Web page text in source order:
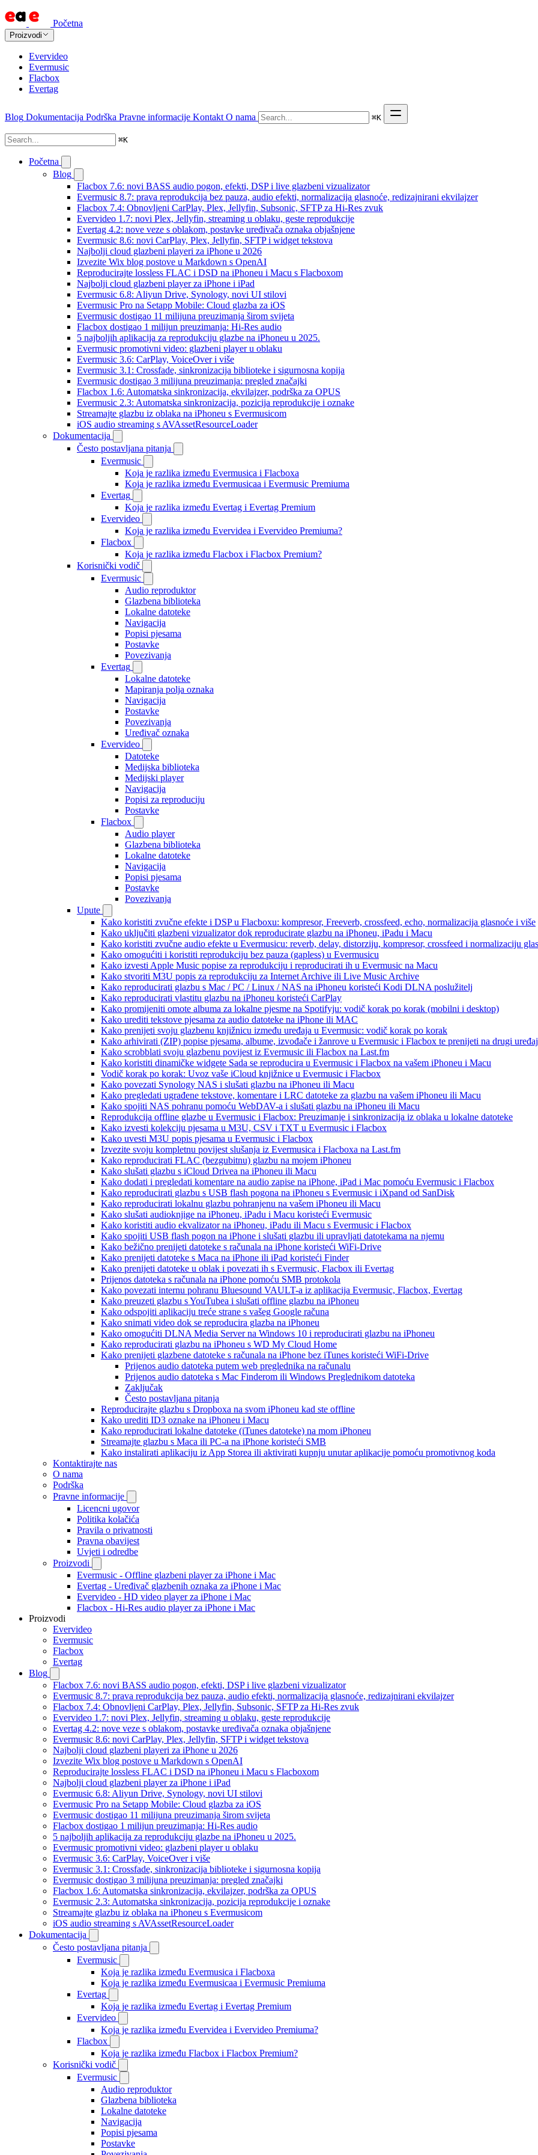
Početna
Proizvodi
Evervideo
Evermusic
Flacbox
Evertag
Blog Dokumentacija Podrška Pravne informacije Kontakt O nama ⌘K
⌘K
Početna
Blog
Flacbox 7.6: novi BASS audio pogon, efekti, DSP i live glazbeni vizualizator
Evermusic 8.7: prava reprodukcija bez pauza, audio efekti, normalizacija glasnoće, redizajnirani ekvilajzer
Flacbox 7.4: Obnovljeni CarPlay, Plex, Jellyfin, Subsonic, SFTP za Hi-Res zvuk
Evervideo 1.7: novi Plex, Jellyfin, streaming u oblaku, geste reprodukcije
Evertag 4.2: nove veze s oblakom, postavke uređivača oznaka objašnjene
Evermusic 8.6: novi CarPlay, Plex, Jellyfin, SFTP i widget tekstova
Najbolji cloud glazbeni playeri za iPhone u 2026
Izvezite Wix blog postove u Markdown s OpenAI
Reproducirajte lossless FLAC i DSD na iPhoneu i Macu s Flacboxom
Najbolji cloud glazbeni player za iPhone i iPad
Evermusic 6.8: Aliyun Drive, Synology, novi UI stilovi
Evermusic Pro na Setapp Mobile: Cloud glazba za iOS
Evermusic dostigao 11 milijuna preuzimanja širom svijeta
Flacbox dostigao 1 milijun preuzimanja: Hi-Res audio
5 najboljih aplikacija za reprodukciju glazbe na iPhoneu u 2025.
Evermusic promotivni video: glazbeni player u oblaku
Evermusic 3.6: CarPlay, VoiceOver i više
Evermusic 3.1: Crossfade, sinkronizacija biblioteke i sigurnosna kopija
Evermusic dostigao 3 milijuna preuzimanja: pregled značajki
Flacbox 1.6: Automatska sinkronizacija, ekvilajzer, podrška za OPUS
Evermusic 2.3: Automatska sinkronizacija, pozicija reprodukcije i oznake
Streamajte glazbu iz oblaka na iPhoneu s Evermusicom
iOS audio streaming s AVAssetResourceLoader
Dokumentacija
Često postavljana pitanja
Evermusic
Koja je razlika između Evermusica i Flacboxa
Koja je razlika između Evermusicaa i Evermusic Premiuma
Evertag
Koja je razlika između Evertag i Evertag Premium
Evervideo
Koja je razlika između Evervidea i Evervideo Premiuma?
Flacbox
Koja je razlika između Flacbox i Flacbox Premium?
Korisnički vodič
Evermusic
Audio reproduktor
Glazbena biblioteka
Lokalne datoteke
Navigacija
Popisi pjesama
Postavke
Povezivanja
Evertag
Lokalne datoteke
Mapiranja polja oznaka
Navigacija
Postavke
Povezivanja
Uređivač oznaka
Evervideo
Datoteke
Medijska biblioteka
Medijski player
Navigacija
Popisi za reproduciju
Postavke
Flacbox
Audio player
Glazbena biblioteka
Lokalne datoteke
Navigacija
Popisi pjesama
Postavke
Povezivanja
Upute
Kako koristiti zvučne efekte i DSP u Flacboxu: kompresor, Freeverb, crossfeed, echo, normalizacija glasnoće i više
Kako uključiti glazbeni vizualizator dok reproducirate glazbu na iPhoneu, iPadu i Macu
Kako koristiti zvučne audio efekte u Evermusicu: reverb, delay, distorziju, kompresor, crossfeed i normalizaciju
Kako omogućiti i koristiti reprodukciju bez pauza (gapless) u Evermusicu
Kako izvesti Apple Music popise za reprodukciju i reproducirati ih u Evermusic na Macu
Kako stvoriti M3U popis za reprodukciju za Internet Archive ili Live Music Archive
Kako reproducirati glazbu s Mac / PC / Linux / NAS na iPhoneu koristeći Kodi DLNA poslužitelj
Kako reproducirati vlastitu glazbu na iPhoneu koristeći CarPlay
Kako promijeniti omote albuma za lokalne pjesme na Spotifyju: vodič korak po korak (mobilni i desktop)
Kako urediti tekstove pjesama za audio datoteke na iPhone ili MAC
Kako prenijeti svoju glazbenu knjižnicu između uređaja u Evermusic: vodič korak po korak
Kako arhivirati (ZIP) popise pjesama, albume, izvođače i žanrove u Evermusic i Flacbox te prenijeti na drugi uređaj
Kako scrobblati svoju glazbenu povijest iz Evermusic ili Flacbox na Last.fm
Kako koristiti dinamičke widgete Sada se reproducira u Evermusic i Flacbox na vašem iPhoneu i Macu
Vodič korak po korak: Uvoz vaše iCloud knjižnice u Evermusic i Flacbox
Kako povezati Synology NAS i slušati glazbu na iPhoneu ili Macu
Kako pregledati ugrađene tekstove, komentare i LRC datoteke za glazbu na vašem iPhoneu ili Macu
Kako spojiti NAS pohranu pomoću WebDAV-a i slušati glazbu na iPhoneu ili Macu
Reprodukcija offline glazbe u Evermusic i Flacbox: Preuzimanje i sinkronizacija iz oblaka u lokalne datoteke
Kako izvesti kolekciju pjesama u M3U, CSV i TXT u Evermusic i Flacbox
Kako uvesti M3U popis pjesama u Evermusic i Flacbox
Izvezite svoju kompletnu povijest slušanja iz Evermusica i Flacboxa na Last.fm
Kako reproducirati FLAC (bezgubitnu) glazbu na mojem iPhoneu
Kako slušati glazbu s iCloud Drivea na iPhoneu ili Macu
Kako dodati i pregledati komentare na audio zapise na iPhone, iPad i Mac pomoću Evermusic i Flacbox
Kako reproducirati glazbu s USB flash pogona na iPhoneu s Evermusic i iXpand od SanDisk
Kako reproducirati lokalnu glazbu pohranjenu na vašem iPhoneu ili Macu
Kako slušati audioknjige na iPhoneu, iPadu i Macu koristeći Evermusic
Kako koristiti audio ekvalizator na iPhoneu, iPadu ili Macu s Evermusic i Flacbox
Kako spojiti USB flash pogon na iPhone i slušati glazbu ili upravljati datotekama na njemu
Kako bežično prenijeti datoteke s računala na iPhone koristeći WiFi-Drive
Kako prenijeti datoteke s Maca na iPhone ili iPad koristeći Finder
Kako prenijeti datoteke u oblak i povezati ih s Evermusic, Flacbox ili Evertag
Prijenos datoteka s računala na iPhone pomoću SMB protokola
Kako povezati internu pohranu Bluesound VAULT-a iz aplikacija Evermusic, Flacbox, Evertag
Kako preuzeti glazbu s YouTubea i slušati offline glazbu na iPhoneu
Kako odspojiti aplikaciju treće strane s vašeg Google računa
Kako snimati video dok se reproducira glazba na iPhoneu
Kako omogućiti DLNA Media Server na Windows 10 i reproducirati glazbu na iPhoneu
Kako reproducirati glazbu na iPhoneu s WD My Cloud Home
Kako prenijeti glazbene datoteke s računala na iPhone bez iTunes koristeći WiFi-Drive
Prijenos audio datoteka putem web preglednika na računalu
Prijenos audio datoteka s Mac Finderom ili Windows Preglednikom datoteka
Zaključak
Često postavljana pitanja
Reproducirajte glazbu s Dropboxa na svom iPhoneu kad ste offline
Kako urediti ID3 oznake na iPhoneu i Macu
Kako reproducirati lokalne datoteke (iTunes datoteke) na mom iPhoneu
Streamajte glazbu s Maca ili PC-a na iPhone koristeći SMB
Kako instalirati aplikaciju iz App Storea ili aktivirati kupnju unutar aplikacije pomoću promotivnog koda
Kontaktirajte nas
O nama
Podrška
Pravne informacije
Licencni ugovor
Politika kolačića
Pravila o privatnosti
Pravna obavijest
Uvjeti i odredbe
Proizvodi
Evermusic - Offline glazbeni player za iPhone i Mac
Evertag - Uređivač glazbenih oznaka za iPhone i Mac
Evervideo - HD video player za iPhone i Mac
Flacbox - Hi-Res audio player za iPhone i Mac
Proizvodi
Evervideo
Evermusic
Flacbox
Evertag
Blog
Flacbox 7.6: novi BASS audio pogon, efekti, DSP i live glazbeni vizualizator
Evermusic 8.7: prava reprodukcija bez pauza, audio efekti, normalizacija glasnoće, redizajnirani ekvilajzer
Flacbox 7.4: Obnovljeni CarPlay, Plex, Jellyfin, Subsonic, SFTP za Hi-Res zvuk
Evervideo 1.7: novi Plex, Jellyfin, streaming u oblaku, geste reprodukcije
Evertag 4.2: nove veze s oblakom, postavke uređivača oznaka objašnjene
Evermusic 8.6: novi CarPlay, Plex, Jellyfin, SFTP i widget tekstova
Najbolji cloud glazbeni playeri za iPhone u 2026
Izvezite Wix blog postove u Markdown s OpenAI
Reproducirajte lossless FLAC i DSD na iPhoneu i Macu s Flacboxom
Najbolji cloud glazbeni player za iPhone i iPad
Evermusic 6.8: Aliyun Drive, Synology, novi UI stilovi
Evermusic Pro na Setapp Mobile: Cloud glazba za iOS
Evermusic dostigao 11 milijuna preuzimanja širom svijeta
Flacbox dostigao 1 milijun preuzimanja: Hi-Res audio
5 najboljih aplikacija za reprodukciju glazbe na iPhoneu u 2025.
Evermusic promotivni video: glazbeni player u oblaku
Evermusic 3.6: CarPlay, VoiceOver i više
Evermusic 3.1: Crossfade, sinkronizacija biblioteke i sigurnosna kopija
Evermusic dostigao 3 milijuna preuzimanja: pregled značajki
Flacbox 1.6: Automatska sinkronizacija, ekvilajzer, podrška za OPUS
Evermusic 2.3: Automatska sinkronizacija, pozicija reprodukcije i oznake
Streamajte glazbu iz oblaka na iPhoneu s Evermusicom
iOS audio streaming s AVAssetResourceLoader
Dokumentacija
Često postavljana pitanja
Evermusic
Koja je razlika između Evermusica i Flacboxa
Koja je razlika između Evermusicaa i Evermusic Premiuma
Evertag
Koja je razlika između Evertag i Evertag Premium
Evervideo
Koja je razlika između Evervidea i Evervideo Premiuma?
Flacbox
Koja je razlika između Flacbox i Flacbox Premium?
Korisnički vodič
Evermusic
Audio reproduktor
Glazbena biblioteka
Lokalne datoteke
Navigacija
Popisi pjesama
Postavke